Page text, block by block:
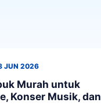
JUN 2026
Murah untuk
Konser Musik, dan